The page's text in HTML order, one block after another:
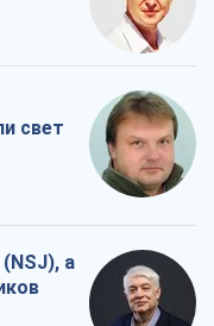
свет
а